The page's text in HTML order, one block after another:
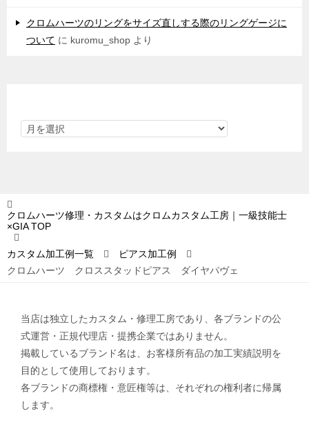
クロムハーツのリングをサイズ直しする際のリングゲージに
ついて に kuromu_shop より
クロムハーツ修理・カスタムはクロムカスタム工房｜一級技能士
×GIATOP
カスタム加工例一覧
ピアス加工例
クロムハーツ クロススタッドピアス ダイヤパヴェ
当店は独立したカスタム・修理工房であり、各ブランドの公
式運営・正規代理店・提携企業ではありません。
掲載しているブランド名は、お客様所有品の加工実績説明を
目的として使用しております。
各ブランドの商標権・意匠権等は、それぞれの権利者に帰属
します。